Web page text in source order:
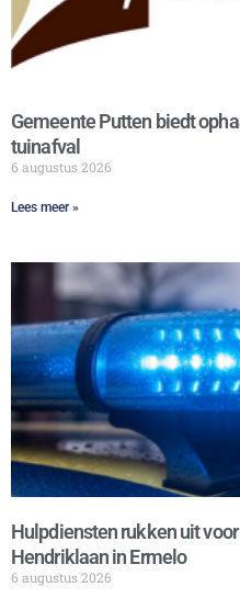
Gemeente Putten biedt
tuinafval
6 augustus 2026
Lees meer »
Hulpdiensten rukken uit
Hendriklaan in Ermelo
6 augustus 2026